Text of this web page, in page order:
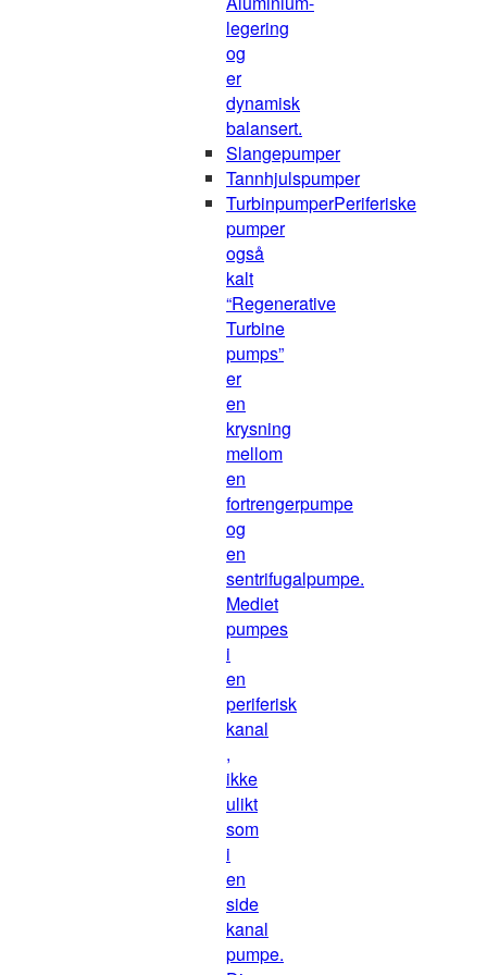
legering
og
er
dynamisk
balansert.
Slangepumper
Tannhjulspumper
TurbinpumperPeriferiske
pumper
også
kalt
“Regenerative
Turbine
pumps”
er
en
krysning
mellom
en
fortrengerpumpe
og
en
sentrifugalpumpe.
Mediet
pumpes
i
en
periferisk
kanal
,
ikke
ulikt
som
i
en
side
kanal
pumpe.